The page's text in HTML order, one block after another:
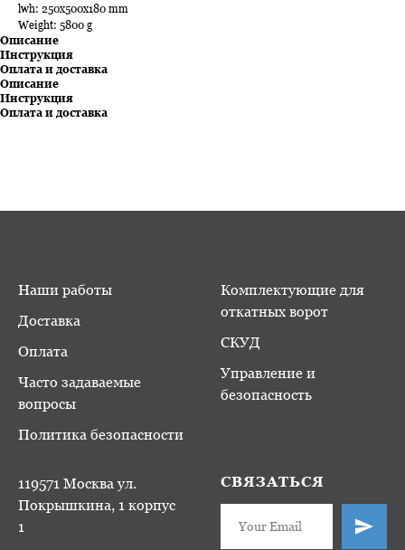
lwh: 250x500x180 mm
Weight: 5800 g
Описание
Инструкция
Оплата и доставка
Описание
Инструкция
Оплата и доставка
Наши работы
Доставка
Оплата
Часто задаваемые
вопросы
Политика безопасности
Комплектующие для
откатных ворот
СКУД
Управление и
безопасность
119571 Москва ул.
Покрышкина, 1 корпус
1
СВЯЗАТЬСЯ